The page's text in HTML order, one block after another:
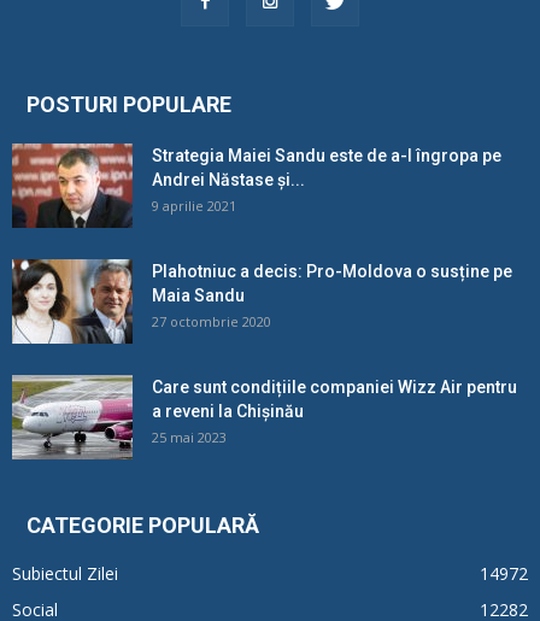
POSTURI POPULARE
Strategia Maiei Sandu este de a-l îngropa pe
Andrei Năstase și...
9 aprilie 2021
Plahotniuc a decis: Pro-Moldova o susține pe
Maia Sandu
27 octombrie 2020
Care sunt condițiile companiei Wizz Air pentru
a reveni la Chișinău
25 mai 2023
CATEGORIE POPULARĂ
Subiectul Zilei
14972
Social
12282